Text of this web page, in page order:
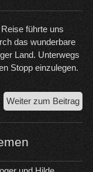
führte uns
das wunderbare
Land. Unterwegs
Stopp einzulegen.
Weiter zum Beitrag